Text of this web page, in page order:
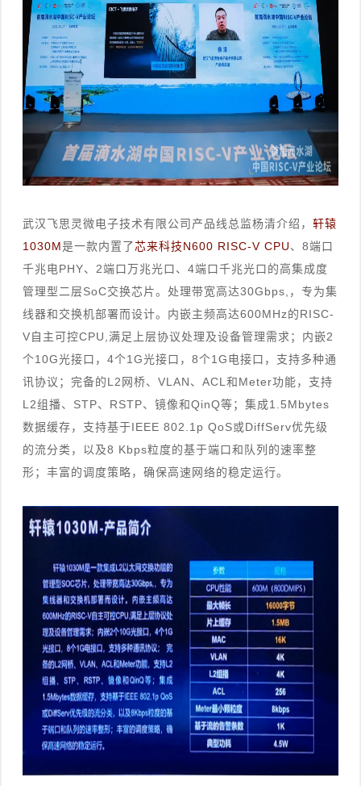
武汉飞思灵微电子技术有限公司产品线总监杨清介绍， 轩辕
1030M是一款内置了芯来科技N600 RISC-V CPU、8端口
千兆电PHY、2端口万兆光口、4端口千兆光口的高集成度
管理型二层SoC交换芯片。处理带宽高达30Gbps,，专为集
线器和交换机部署而设计。内嵌主频高达600MHz的RISC-
V自主可控CPU,满足上层协议处理及设备管理需求；内嵌2
个10G光接口，4个1G光接口，8个1G电接口，支持多种通
讯协议；完备的L2网桥、VLAN、ACL和Meter功能，支持
L2组播、STP、RSTP、镜像和QinQ等；集成1.5Mbytes
数据缓存，支持基于IEEE 802.1p QoS或DiffServ优先级
的流分类，以及8 Kbps粒度的基于端口和队列的速率整
形；丰富的调度策略，确保高速网络的稳定运行。